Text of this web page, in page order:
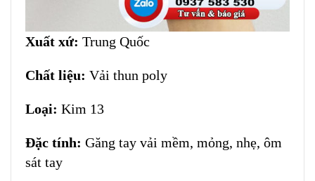
Xuất xứ: Trung Quốc
Chất liệu: Vải thun poly
Loại: Kim 13
Đặc tính: Găng tay vải mềm, mỏng, nhẹ, ôm
sát tay